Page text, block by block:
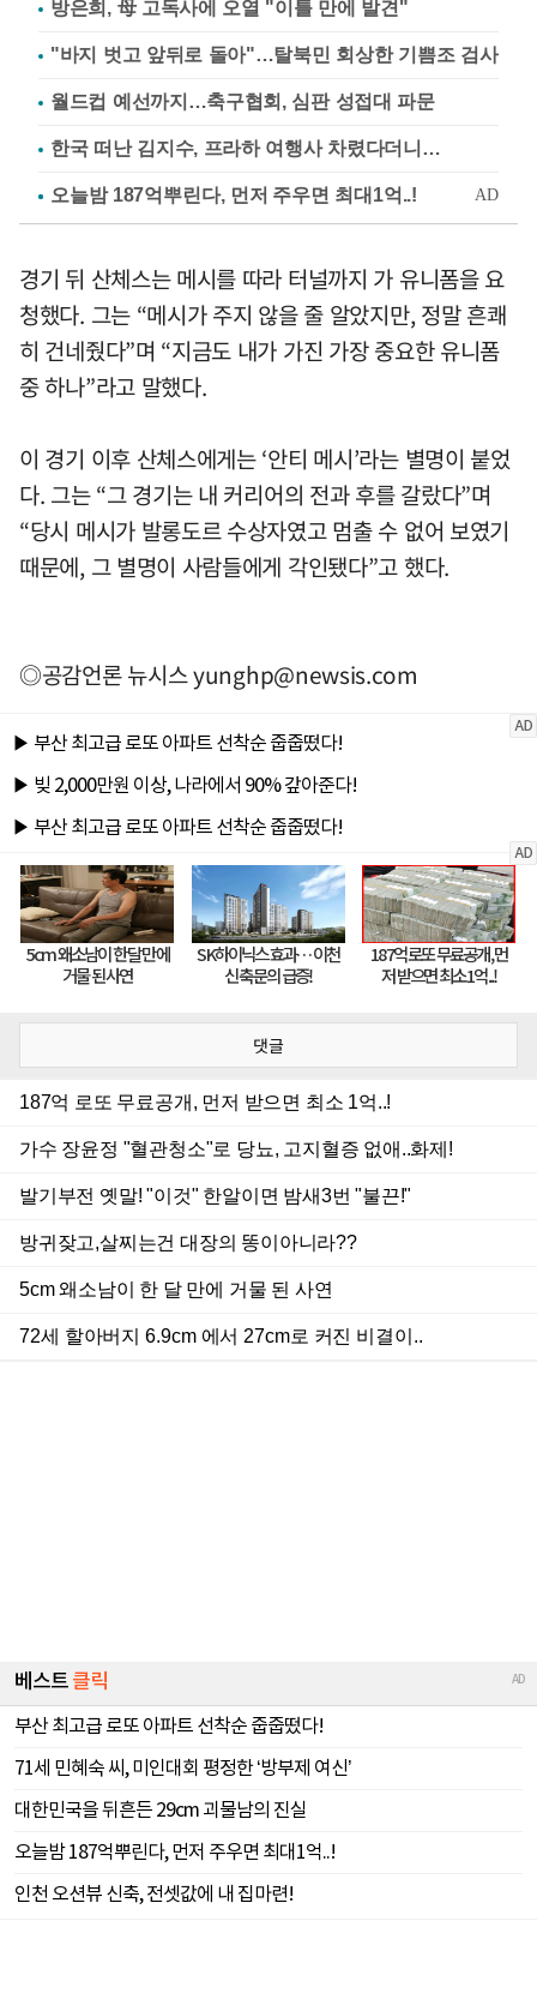
방은희, 母 고독사에 오열 "이틀 만에 발견"
"바지 벗고 앞뒤로 돌아"…탈북민 회상한 기쁨조 검사
월드컵 예선까지…축구협회, 심판 성접대 파문
한국 떠난 김지수, 프라하 여행사 차렸다더니…
경기 뒤 산체스는 메시를 따라 터널까지 가 유니폼을 요
청했다. 그는 “메시가 주지 않을 줄 알았지만, 정말 흔쾌
히 건네줬다”며 “지금도 내가 가진 가장 중요한 유니폼
중 하나”라고 말했다.
이 경기 이후 산체스에게는 ‘안티 메시’라는 별명이 붙었
다. 그는 “그 경기는 내 커리어의 전과 후를 갈랐다”며
“당시 메시가 발롱도르 수상자였고 멈출 수 없어 보였기
때문에, 그 별명이 사람들에게 각인됐다”고 했다.
◎공감언론 뉴시스yunghp@newsis.com
댓글